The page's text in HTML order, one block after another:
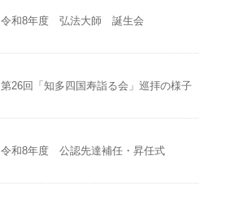
令和8年度 弘法大師 誕生会
第26回「知多四国寿詣る会」巡拝の様子
令和8年度 公認先達補任・昇任式